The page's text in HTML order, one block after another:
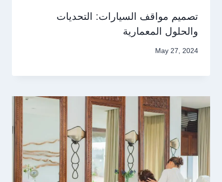
تصميم مواقف السيارات: التحديات
والحلول المعمارية
May 27, 2024